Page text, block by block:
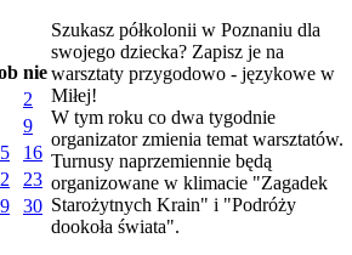
nie
2
9
16
23
30
Szukasz półkolonii w Poznaniu dla
swojego dziecka? Zapisz je na
warsztaty przygodowo - językowe w
Miłej!
W tym roku co dwa tygodnie
organizator zmienia temat warsztatów.
Turnusy naprzemiennie będą
organizowane w klimacie "Zagadek
Starożytnych Krain" i "Podróży
dookoła świata".